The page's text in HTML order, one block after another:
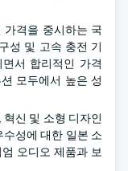
가격을 중시하는 국
성 및 고속 충전 기
서 합리적인 가격
모두에서 높은 성
신 및 소형 디자인
성에 대한 일본 소
오디오 제품과 보